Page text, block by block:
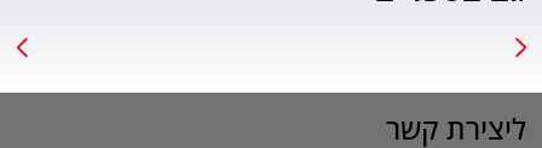
ליצירת קשר